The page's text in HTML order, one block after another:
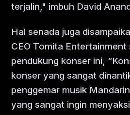
terjalin," imbuh David
Hal senada juga
CEO Tomita Entertainment
pendukung konser ini,
konser yang sangat
penggemar musik
yang sangat ingin